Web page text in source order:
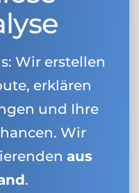
Wir erstellen
erklären
und Ihre
Wir
aus
.